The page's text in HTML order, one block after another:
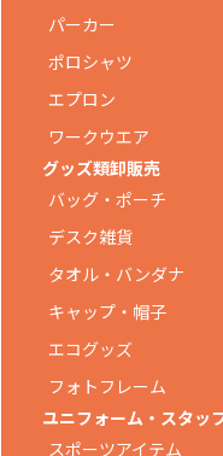
パーカー
ポロシャツ
エプロン
ワークウエア
グッズ類卸販売
バッグ・ポーチ
デスク雑貨
タオル・バンダナ
キャップ・帽子
エコグッズ
フォトフレーム
ユニフォーム・スタッ
スポーツアイテム